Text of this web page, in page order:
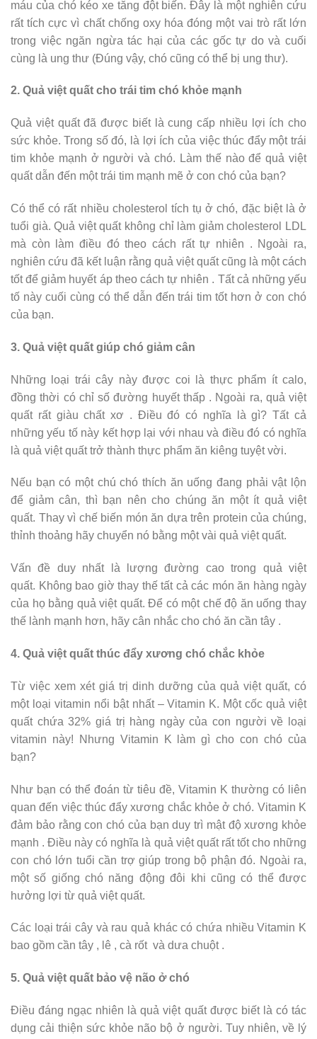
máu của chó kéo xe tăng đột biến. Đây là một nghiên cứu
rất tích cực vì chất chống oxy hóa đóng một vai trò rất lớn
trong việc ngăn ngừa tác hại của các gốc tự do và cuối
cùng là ung thư (Đúng vậy, chó cũng có thể bị ung thư).
2. Quả việt quất cho trái tim chó khỏe mạnh
Quả việt quất đã được biết là cung cấp nhiều lợi ích cho
sức khỏe. Trong số đó, là lợi ích của việc thúc đẩy một trái
tim khỏe mạnh ở người và chó. Làm thế nào để quả việt
quất dẫn đến một trái tim mạnh mẽ ở con chó của bạn?
Có thể có rất nhiều cholesterol tích tụ ở chó, đặc biệt là ở
tuổi già. Quả việt quất không chỉ làm giảm cholesterol LDL
mà còn làm điều đó theo cách rất tự nhiên . Ngoài ra,
nghiên cứu đã kết luận rằng quả việt quất cũng là một cách
tốt để giảm huyết áp theo cách tự nhiên . Tất cả những yếu
tố này cuối cùng có thể dẫn đến trái tim tốt hơn ở con chó
của bạn.
3. Quả việt quất giúp chó giảm cân
Những loại trái cây này được coi là thực phẩm ít calo,
đồng thời có chỉ số đường huyết thấp . Ngoài ra, quả việt
quất rất giàu chất xơ . Điều đó có nghĩa là gì? Tất cả
những yếu tố này kết hợp lại với nhau và điều đó có nghĩa
là quả việt quất trở thành thực phẩm ăn kiêng tuyệt vời.
Nếu bạn có một chú chó thích ăn uống đang phải vật lộn
để giảm cân, thì bạn nên cho chúng ăn một ít quả việt
quất. Thay vì chế biến món ăn dựa trên protein của chúng,
thỉnh thoảng hãy chuyển nó bằng một vài quả việt quất.
Vấn đề duy nhất là lượng đường cao trong quả việt
quất. Không bao giờ thay thế tất cả các món ăn hàng ngày
của họ bằng quả việt quất. Để có một chế độ ăn uống thay
thế lành mạnh hơn, hãy cân nhắc cho chó ăn cần tây .
4. Quả việt quất thúc đẩy xương chó chắc khỏe
Từ việc xem xét giá trị dinh dưỡng của quả việt quất, có
một loại vitamin nổi bật nhất – Vitamin K. Một cốc quả việt
quất chứa 32% giá trị hàng ngày của con người về loại
vitamin này! Nhưng Vitamin K làm gì cho con chó của
bạn?
Như bạn có thể đoán từ tiêu đề, Vitamin K thường có liên
quan đến việc thúc đẩy xương chắc khỏe ở chó. Vitamin K
đảm bảo rằng con chó của bạn duy trì mật độ xương khỏe
mạnh . Điều này có nghĩa là quả việt quất rất tốt cho những
con chó lớn tuổi cần trợ giúp trong bộ phận đó. Ngoài ra,
một số giống chó năng động đôi khi cũng có thể được
hưởng lợi từ quả việt quất.
Các loại trái cây và rau quả khác có chứa nhiều Vitamin K
bao gồm cần tây , lê , cà rốt và dưa chuột .
5. Quả việt quất bảo vệ não ở chó
Điều đáng ngạc nhiên là quả việt quất được biết là có tác
dụng cải thiện sức khỏe não bộ ở người. Tuy nhiên, về lý